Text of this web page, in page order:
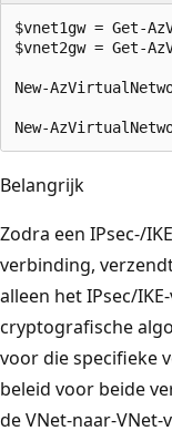
$vnet1gw = Get-
$vnet2gw = Get-
New-
Belangrijk
Zodra een IPsec-/
verbinding,
alleen het IPsec/
cryptografische
voor die specifieke
beleid voor beide
de VNet-naar-